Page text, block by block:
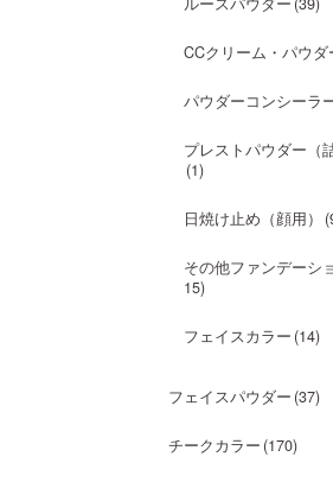
CCクリーム・パウダ
パウダーコンシーラ
プレストパウダー（
1
日焼け止め（顔用）
その他ファンデーシ
15
フェイスカラー 14
フェイスパウダー 37
チークカラー 170